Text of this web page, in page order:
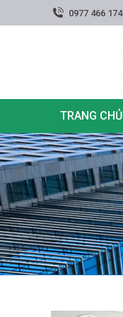
0977 466 174
TRANG CHỦ